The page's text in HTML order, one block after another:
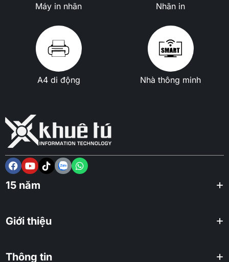
Máy in nhãn Nhãn in
A4 di động Nhà thông minh
15 năm
Giới thiệu
Thông tin